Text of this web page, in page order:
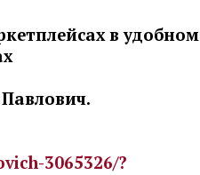
в удобном
3065326/?